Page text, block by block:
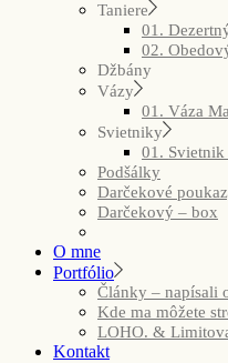
Taniere
01.
02.
Džbány
Vázy
01. Váza
Svietniky
01. Svietnik
Podšálky
Darčekové
Darčekový – box
O mne
Portfólio
Články – napísali
Kde ma môžete
LOHO. &
Kontakt